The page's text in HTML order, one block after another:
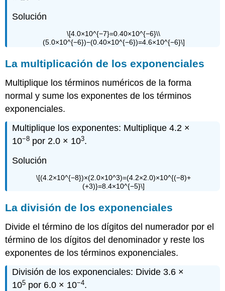
Solución
\[4.0×10^{−7}=0.40×10^{−6}\\
(5.0×10^{−6})−(0.40×10^{−6})=4.6×10^{−6}\]
La multiplicación de los exponenciales
Multiplique los términos numéricos de la forma
normal y sume los exponentes de los términos
exponenciales.
Multiplique los exponentes: Multiplique 4.2 ×
10−8 por 2.0 × 103.
Solución
\[(4.2×10^{−8})×(2.0×10^3)=(4.2×2.0)×10^{(−8)+
(+3)}=8.4×10^{−5}\]
La división de los exponenciales
Divide el término de los dígitos del numerador por el
término de los dígitos del denominador y reste los
exponentes de los términos exponenciales.
División de los exponenciales: Divide 3.6 ×
105 por 6.0 × 10−4.